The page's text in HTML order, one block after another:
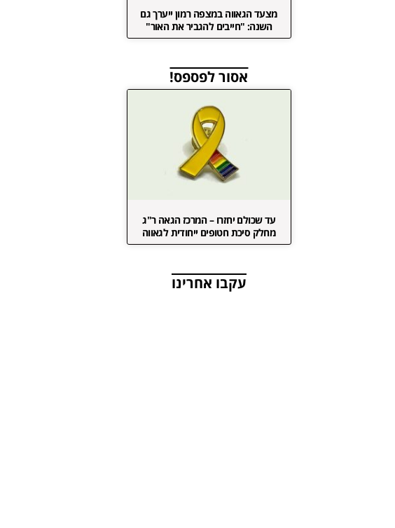
מצעד הגאווה במצפה רמון ייערך גם
השנה: "חייבים להגביר את האור"
אסור לפספס!
עד שכולם יחזרו – המרכז הגאה ר"ג
מחלק סיכת חטופים ייחודית לגאווה
עקבו אחרינו